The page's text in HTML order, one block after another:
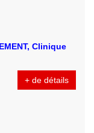
Clinique
+ de détails